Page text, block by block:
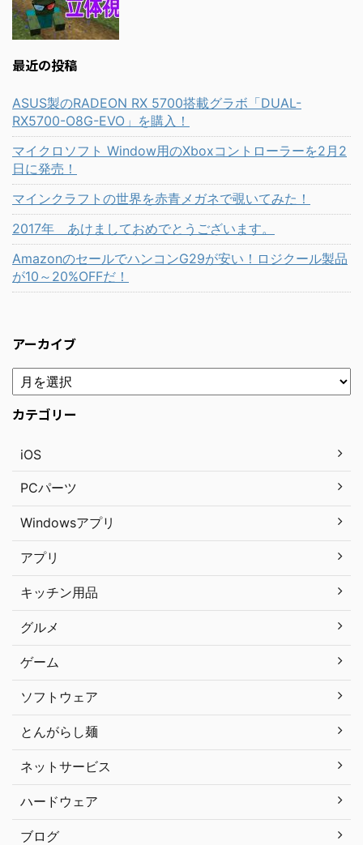
最近の投稿
ASUS製のRADEON RX 5700搭載グラボ「DUAL-
RX5700-O8G-EVO」を購入！
マイクロソフト Window用のXboxコントローラーを2月2
日に発売！
マインクラフトの世界を赤青メガネで覗いてみた！
2017年 あけましておめでとうございます。
AmazonのセールでハンコンG29が安い！ロジクール製品
が10～20%OFFだ！
アーカイブ
カテゴリー
iOS
PCパーツ
Windowsアプリ
アプリ
キッチン用品
グルメ
ゲーム
ソフトウェア
とんがらし麺
ネットサービス
ハードウェア
ブログ